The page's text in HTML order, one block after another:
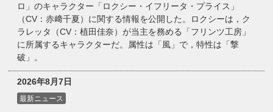
ロ」のキャラクター「ロクシー・イフリータ・プライス」
（CV：赤﨑千夏）に関する情報を公開した。ロクシーは，ク
ラレッタ（CV：植田佳奈）が当主を務める「フリンツ工房」
に所属するキャラクターだ。属性は「風」で，特性は「撃
破」。
2026年8月7日
最新ニュース